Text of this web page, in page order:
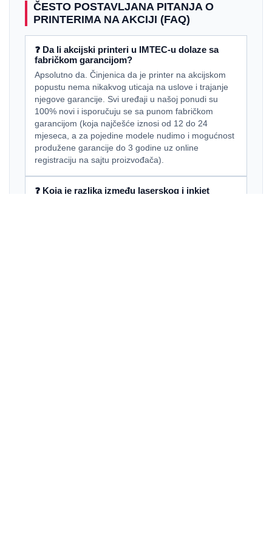
ČESTO POSTAVLJANA PITANJA O
PRINTERIMA NA AKCIJI (FAQ)
❓ Da li akcijski printeri u IMTEC-u dolaze sa
fabričkom garancijom?
Apsolutno da. Činjenica da je printer na akcijskom
popustu nema nikakvog uticaja na uslove i trajanje
njegove garancije. Svi uređaji u našoj ponudi su
100% novi i isporučuju se sa punom fabričkom
garancijom (koja najčešće iznosi od 12 do 24
mjeseca, a za pojedine modele nudimo i mogućnost
produžene garancije do 3 godine uz online
registraciju na sajtu proizvođača).
❓ Koja je razlika između laserskog i inkjet